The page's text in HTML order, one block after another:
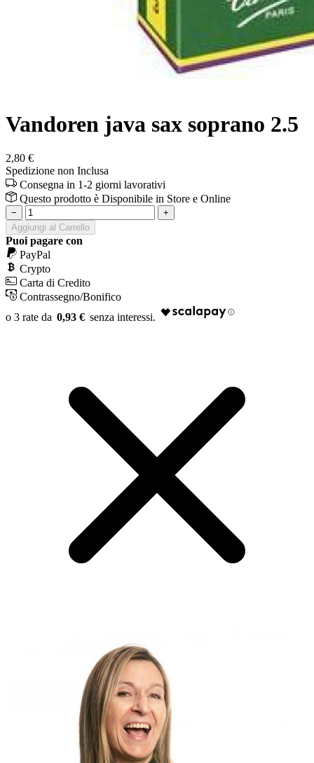
Vandoren java sax soprano 2.5
2,80 €
Spedizione non Inclusa
Consegna in 1-2 giorni lavorativi
Questo prodotto è Disponibile in Store e Online
−
+
Aggiungi al Carrello
Puoi pagare con
PayPal
Crypto
Carta di Credito
Contrassegno/Bonifico
0,93 €